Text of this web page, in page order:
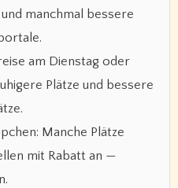
manchmal bessere
am Dienstag oder
Plätze und bessere
Manche Plätze
mit Rabatt an —